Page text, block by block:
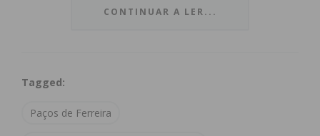
piso amortecedor de borracha, está a ser concluída
equipamento estará disponível, de forma
totalmente gratuita, para a prática de exercício
CONTINUAR A LER...
Tagged:
Paços de Ferreira